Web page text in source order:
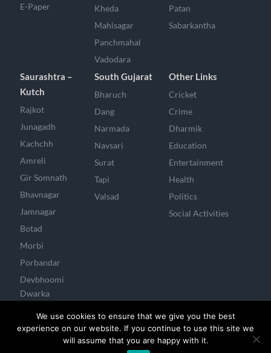
E-Paper
Kheda
Mahisagar
Panchmahal
Vadodara
Patan
Sabarkantha
Saurashtra –
Kutch
Rajkot
Junagadh
Kachchh
Amreli
Gir Somnath
Bhavnagar
Jamnagar
Botad
Morbi
Porbandar
Devbhoomi
Dwarka
South Gujarat
Bharuch
Dang
Narmada
Navsari
Surat
Tapi
Valsad
Other Links
Cricket
Crime
Dharmik
Education
Entertainment
Health
Politics
Social Activities
We use cookies to ensure that we give you the best
experience on our website. If you continue to use this site we
will assume that you are happy with it.